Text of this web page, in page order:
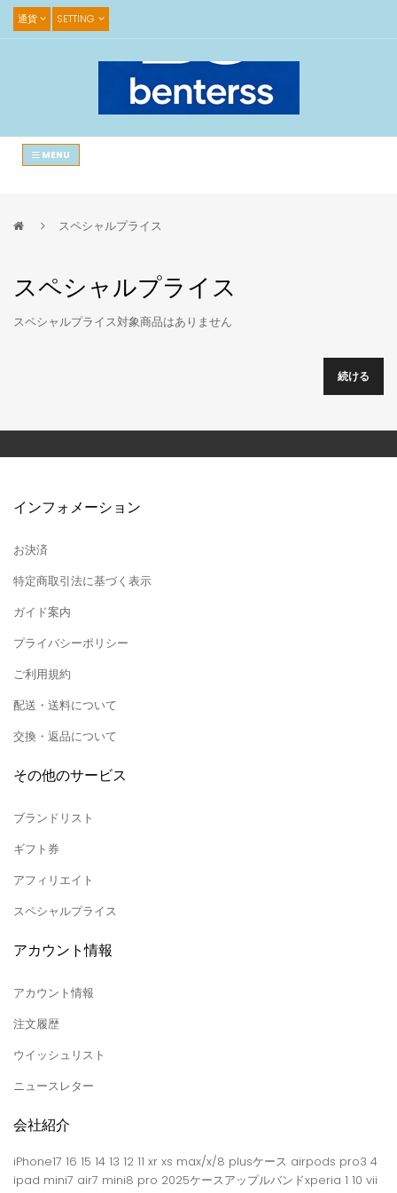
通貨 SETTING
MENU
スペシャルプライス
スペシャルプライス
スペシャルプライス対象商品はありません
続ける
インフォメーション
お決済
特定商取引法に基づく表示
ガイド案内
プライバシーポリシー
ご利用規約
配送・送料について
交換・返品について
その他のサービス
ブランドリスト
ギフト券
アフィリエイト
スペシャルプライス
アカウント情報
アカウント情報
注文履歴
ウイッシュリスト
ニュースレター
会社紹介
iPhone17 16 15 14 13 12 11 xr xs max/x/8 plusケース airpods pro3 4
ipad mini7 air7 mini8 pro 2025ケースアップルバンドxperia 1 10 vii